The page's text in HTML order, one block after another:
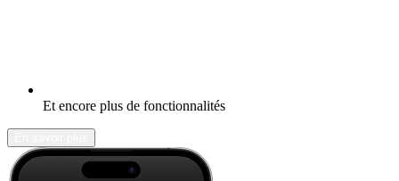
Et encore plus de fonctionnalités